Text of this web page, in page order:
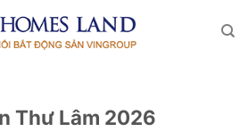
Thư Lâm 2026